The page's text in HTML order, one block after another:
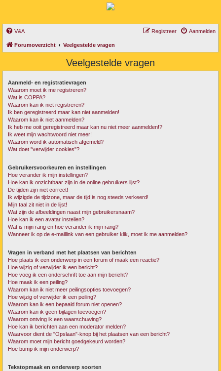
V&A Aanmelden
Registreer
Forumoverzicht Veelgestelde vragen
Veelgestelde vragen
Aanmeld- en registratievragen
Waarom moet ik me registreren?
Wat is COPPA?
Waarom kan ik niet registreren?
Ik ben geregistreerd maar kan niet aanmelden!
Waarom kan ik niet aanmelden?
Ik heb me ooit geregistreerd maar kan nu niet meer aanmelden!?
Ik weet mijn wachtwoord niet meer!
Waarom word ik automatisch afgemeld?
Wat doet "verwijder cookies"?
Gebruikersvoorkeuren en instellingen
Hoe verander ik mijn instellingen?
Hoe kan ik onzichtbaar zijn in de online gebruikers lijst?
De tijden zijn niet correct!
Ik wijzigde de tijdzone, maar de tijd is nog steeds verkeerd!
Mijn taal zit niet in de lijst!
Wat zijn de afbeeldingen naast mijn gebruikersnaam?
Hoe kan ik een avatar instellen?
Wat is mijn rang en hoe verander ik mijn rang?
Wanneer ik op de e-maillink van een gebruiker klik, moet ik me aanmelden?
Vragen in verband met het plaatsen van berichten
Hoe plaats ik een onderwerp in een forum of maak een reactie?
Hoe wijzig of verwijder ik een bericht?
Hoe voeg ik een onderschrift toe aan mijn bericht?
Hoe maak ik een peiling?
Waarom kan ik niet meer peilingsopties toevoegen?
Hoe wijzig of verwijder ik een peiling?
Waarom kan ik een bepaald forum niet openen?
Waarom kan ik geen bijlagen toevoegen?
Waarom ontving ik een waarschuwing?
Hoe kan ik berichten aan een moderator melden?
Waarvoor dient de "Opslaan"-knop bij het plaatsen van een bericht?
Waarom moet mijn bericht goedgekeurd worden?
Hoe bump ik mijn onderwerp?
Tekstopmaak en onderwerp soorten